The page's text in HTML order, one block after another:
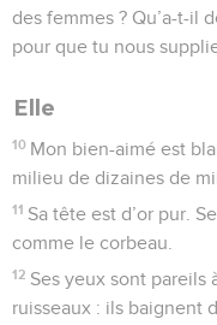
des femmes ? Qu’a-t-il
pour que tu nous
Elle
10 Mon bien-aimé est
milieu de dizaines de
11 Sa tête est d’or pur.
comme le corbeau.
12 Ses yeux sont pareils
ruisseaux : ils baignent